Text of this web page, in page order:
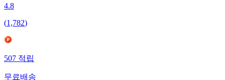
4.8
(1,782)
507적립